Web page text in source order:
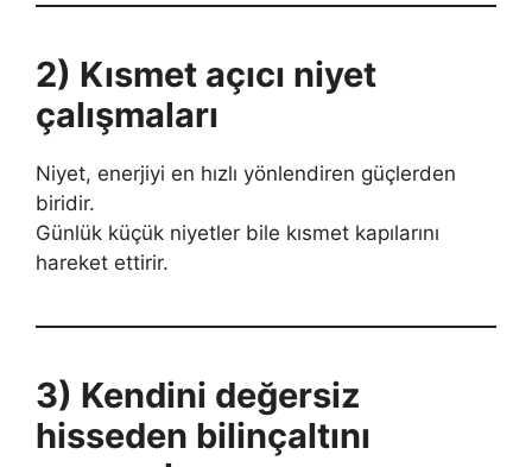
2) Kısmet açıcı niyet
çalışmaları
Niyet, enerjiyi en hızlı yönlendiren güçlerden
biridir.
Günlük küçük niyetler bile kısmet kapılarını
hareket ettirir.
3) Kendini değersiz
hisseden bilinçaltını